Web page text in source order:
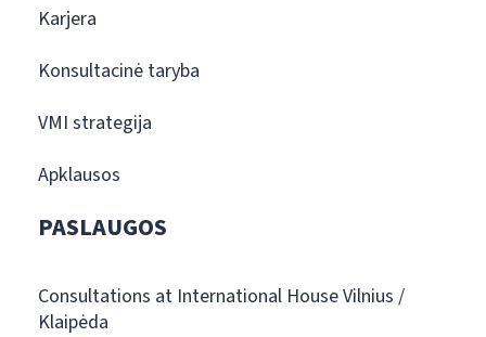
Karjera
Konsultacinė taryba
VMI strategija
Apklausos
PASLAUGOS
Consultations at International House Vilnius /
Klaipėda